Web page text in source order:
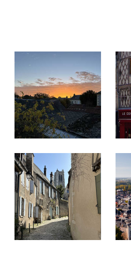
biens en location
sur notre site
appartements, maisons,
Vous avez une question ou
bien immobilier ? N’hésitez pas,
rendre visite ou contactez-nous.